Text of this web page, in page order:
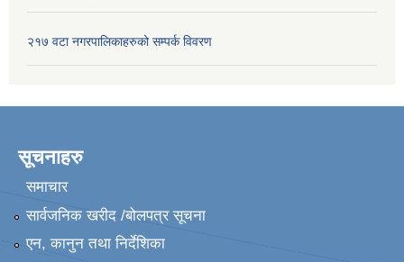
२१७ वटा नगरपालिकाहरुको सम्पर्क विवरण
सूचनाहरु
समाचार
सार्वजनिक खरीद /बोलपत्र सूचना
एन, कानुन तथा निर्देशिका